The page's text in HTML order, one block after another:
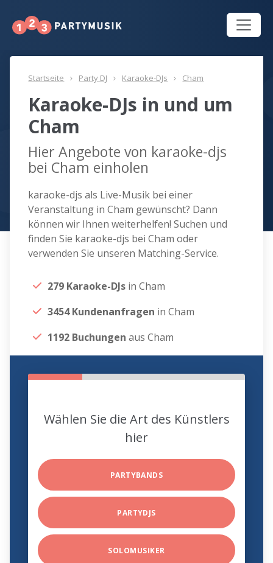
Startseite Party DJ Karaoke-DJs Cham
Karaoke-DJs in und um
Cham
Hier Angebote von karaoke-djs
bei Cham einholen
karaoke-djs als Live-Musik bei einer
Veranstaltung in Cham gewünscht? Dann
können wir Ihnen weiterhelfen! Suchen und
finden Sie karaoke-djs bei Cham oder
verwenden Sie unseren Matching-Service.
279 Karaoke-DJs in Cham
3454 Kundenanfragen in Cham
1192 Buchungen aus Cham
Wählen Sie die Art des Künstlers
hier
PARTYBANDS
PARTYDJS
SOLOMUSIKER